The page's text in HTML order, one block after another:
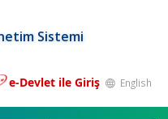
Sistemi
e-Devlet ile Giriş English